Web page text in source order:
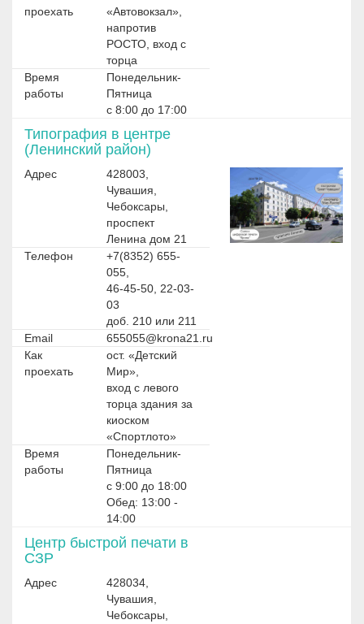
проехать
«Автовокзал»,
напротив
РОСТО, вход с
торца
Время
работы
Понедельник-
Пятница
с 8:00 до 17:00
Типография в центре
(Ленинский район)
Адрес
428003,
Чувашия,
Чебоксары,
проспект
Ленина дом 21
Телефон
+7(8352) 655-
055,
46-45-50, 22-03-
03
доб. 210 или 211
Email
655055@krona21.ru
Как
проехать
ост. «Детский
Мир»,
вход с левого
торца здания за
киоском
«Спортлото»
Время
работы
Понедельник-
Пятница
с 9:00 до 18:00
Обед: 13:00 -
14:00
Центр быстрой печати в
СЗР
Адрес
428034,
Чувашия,
Чебоксары,